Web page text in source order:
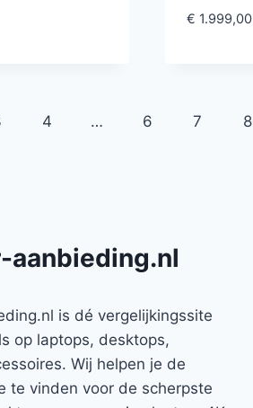
€ 1.999,00
4 … 6 7 8
aanbieding.nl
is dé vergelijkingssite
op laptops, desktops,
Wij helpen je de
te vinden voor de scherpste